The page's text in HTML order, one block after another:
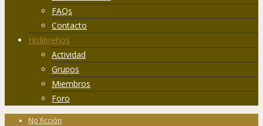
FAQs
Contacto
Hislibreños
Actividad
Grupos
Miembros
Foro
No ficción